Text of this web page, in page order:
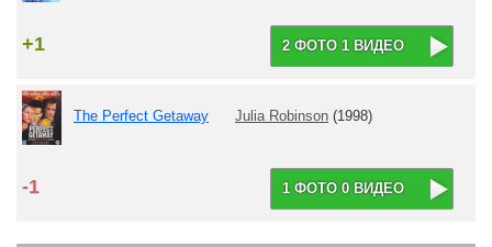
2 ФОТО 1 ВИДЕО
+1
The Perfect Getaway Julia Robinson (1998)
1 ФОТО 0 ВИДЕО
-1